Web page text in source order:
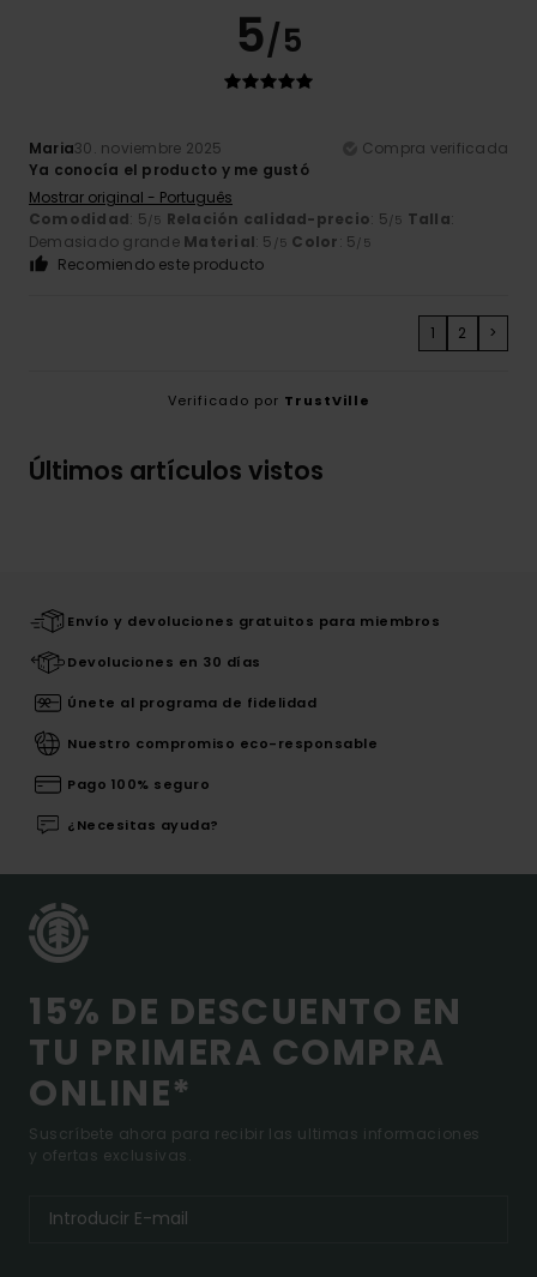
5/5
Maria30. noviembre 2025
Compra verificada
Ya conocía el producto y me gustó
Mostrar original - Português
Comodidad: 5/5 Relación calidad-precio: 5/5 Talla:
Demasiado grande Material: 5 /5 Color: 5/5
Recomiendo este producto
1 2 >
Verificado por TrustVille
Últimos artículos vistos
Envío y devoluciones gratuitos para miembros
Devoluciones en 30 días
Únete al programa de fidelidad
Nuestro compromiso eco-responsable
Pago 100% seguro
¿Necesitas ayuda?
15% DE DESCUENTO EN
TU PRIMERA COMPRA
ONLINE*
Suscríbete ahora para recibir las ultimas informaciones
y ofertas exclusivas.